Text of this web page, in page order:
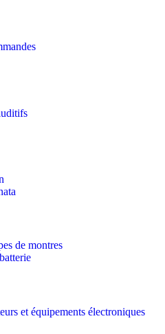
de montres
et équipements électroniques